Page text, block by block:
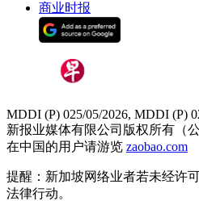
商业时报
MDDI (P) 025/05/2026, MDDI (P)
新报业媒体有限公司版权所有（
在中国的用户请游览 zaobao.com
提醒：新加坡网络业者若未经许
法律行动。